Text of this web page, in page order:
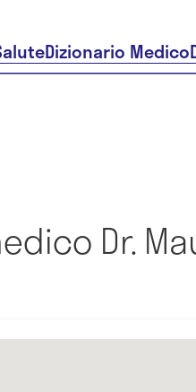
Dizionario Medico
Dr.